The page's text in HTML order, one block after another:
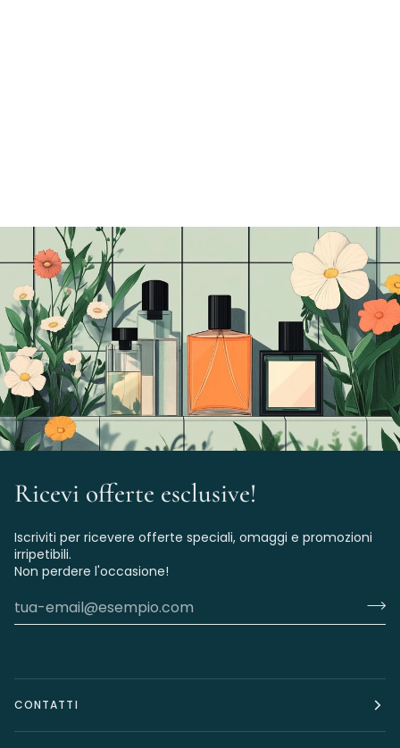
Ricevi offerte esclusive!
Iscriviti per ricevere offerte speciali, omaggi e promozioni
irripetibili.
Non perdere l'occasione!
CONTATTI